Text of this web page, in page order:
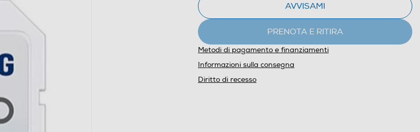
AVVISAMI
PRENOTA E RITIRA
Metodi di pagamento e finanziamenti
Informazioni sulla consegna
Diritto di recesso